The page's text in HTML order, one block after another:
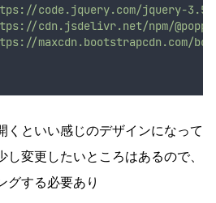
code.jquery.com/jquery-
cdn.jsdelivr.net/npm/
maxcdn.bootstrapcdn.com/
くといい感じのデザインになって
し変更したいところはあるので、
グする必要あり